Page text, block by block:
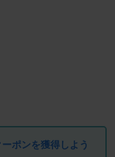
ポンを獲得しよう